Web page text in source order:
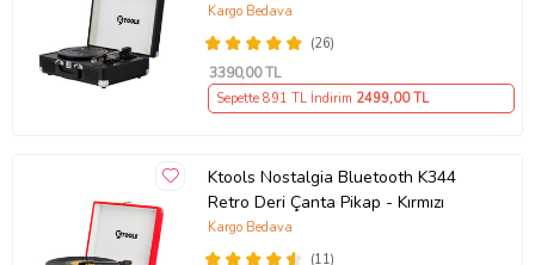
(26)
Kargo Bedava
3390,00 TL
Sepette 891 TL İndirim 2499,00 TL
Ktools Nostalgia Bluetooth K344
Retro Deri Çanta Pikap - Kırmızı
(11)
Kargo Bedava